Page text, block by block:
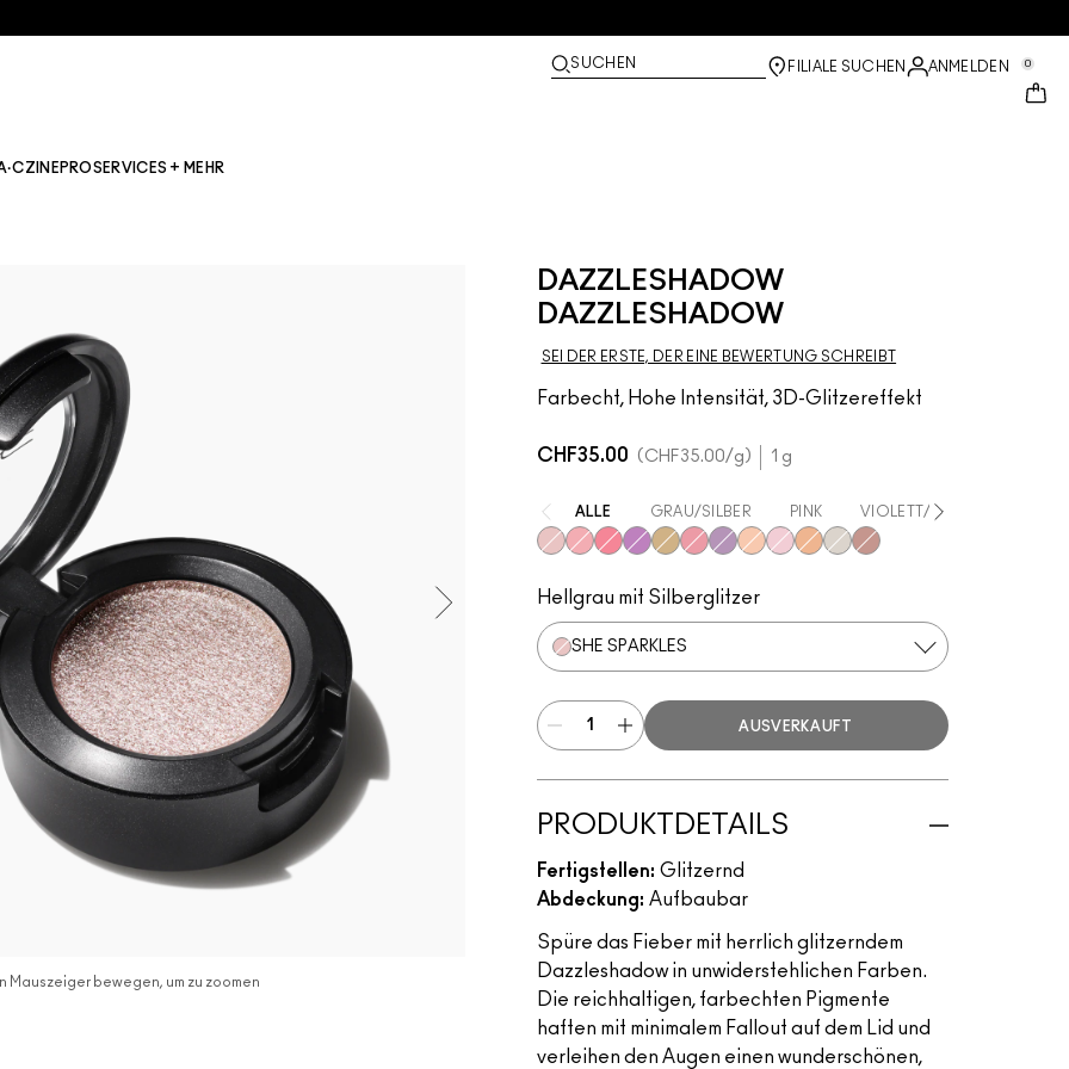
SUCHEN FILIALE SUCHEN ANMELDEN 0
PROSERVICES + MEHR
DAZZLESHADOW
DAZZLESHADOW
SEI DER ERSTE, DER EINE BEWERTUNG SCHREIBT
Farbecht, Hohe Intensität, 3D-Glitzereffekt
Mauszeiger bewegen, um zu zoomen
CHF35.00 CHF35.00/g 1 g
ALLE GRAU/SILBER PINK VIOLETT/MAUVE
Hellgrau mit Silberglitzer
SHE SPARKLES
AUSVERKAUFT
PRODUKTDETAILS
Fertigstellen: Glitzernd
Abdeckung: Aufbaubar
Spüre das Fieber mit herrlich glitzerndem
Dazzleshadow in unwiderstehlichen Farben.
Die reichhaltigen, farbechten Pigmente
haften mit minimalem Fallout auf dem Lid und
verleihen den Augen einen wunderschönen,